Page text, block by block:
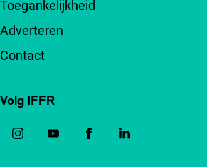
Toegankelijkheid
Adverteren
Contact
Volg IFFR